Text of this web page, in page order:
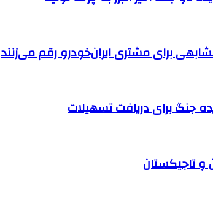
برای مشتری ایران‌خودرو رقم می‌زنند
و تاجیکستان